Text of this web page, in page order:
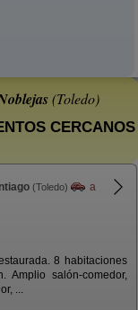
(Toledo)
CERCANOS
(Toledo)
a
8 habitaciones
Amplio salón-comedor,
...